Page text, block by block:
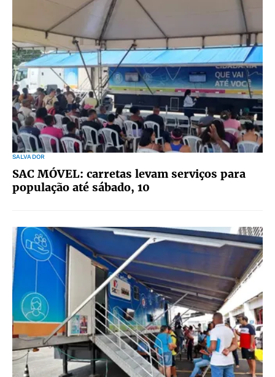
SALVADOR
SAC MÓVEL: carretas levam serviços para
população até sábado, 10